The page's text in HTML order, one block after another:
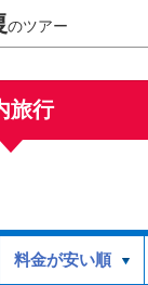
のツアー
旅行
料金が安い順